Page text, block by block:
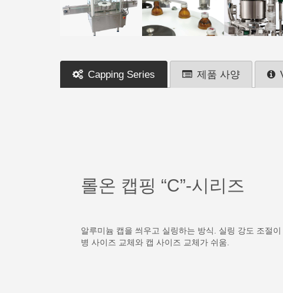
Capping Series 제품 사양
롤온 캡핑 “C”-시리즈
알루미늄 캡을 씌우고 실링하는 방식. 실링 강도 조절
병 사이즈 교체와 캡 사이즈 교체가 쉬움.